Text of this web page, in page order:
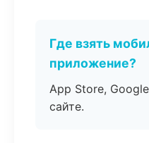
Где взять
приложение?
App Store,
сайте.